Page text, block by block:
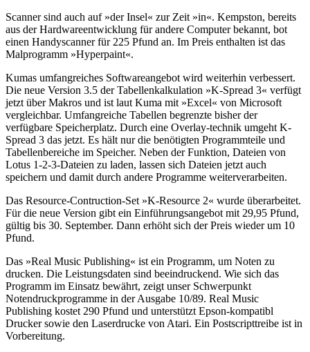
Scanner sind auch auf »der Insel« zur Zeit »in«. Kempston, bereits
aus der Hardwareentwicklung für andere Computer bekannt, bot
einen Handyscanner für 225 Pfund an. Im Preis enthalten ist das
Malprogramm »Hyperpaint«.
Kumas umfangreiches Softwareangebot wird weiterhin verbessert.
Die neue Version 3.5 der Tabellenkalkulation »K-Spread 3« verfügt
jetzt über Makros und ist laut Kuma mit »Excel« von Microsoft
vergleichbar. Umfangreiche Tabellen begrenzte bisher der
verfügbare Speicherplatz. Durch eine Overlay-technik umgeht K-
Spread 3 das jetzt. Es hält nur die benötigten Programmteile und
Tabellenbereiche im Speicher. Neben der Funktion, Dateien von
Lotus 1-2-3-Dateien zu laden, lassen sich Dateien jetzt auch
speichern und damit durch andere Programme weiterverarbeiten.
Das Resource-Contruction-Set »K-Resource 2« wurde überarbeitet.
Für die neue Version gibt ein Einführungsangebot mit 29,95 Pfund,
gültig bis 30. September. Dann erhöht sich der Preis wieder um 10
Pfund.
Das »Real Music Publishing« ist ein Programm, um Noten zu
drucken. Die Leistungsdaten sind beeindruckend. Wie sich das
Programm im Einsatz bewährt, zeigt unser Schwerpunkt
Notendruckprogramme in der Ausgabe 10/89. Real Music
Publishing kostet 290 Pfund und unterstützt Epson-kompatibl
Drucker sowie den Laserdrucke von Atari. Ein Postscripttreibe ist in
Vorbereitung.